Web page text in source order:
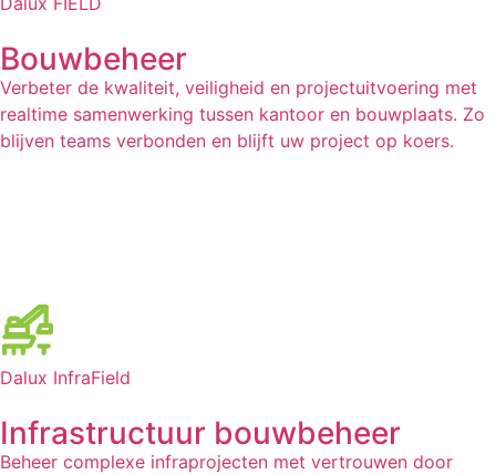
Bouwbeheer
Verbeter de kwaliteit, veiligheid en projectuitvoering met
realtime samenwerking tussen kantoor en bouwplaats. Zo
blijven teams verbonden en blijft uw project op koers.
Dalux InfraField
Infrastructuur bouwbeheer
Beheer complexe infraprojecten met vertrouwen door